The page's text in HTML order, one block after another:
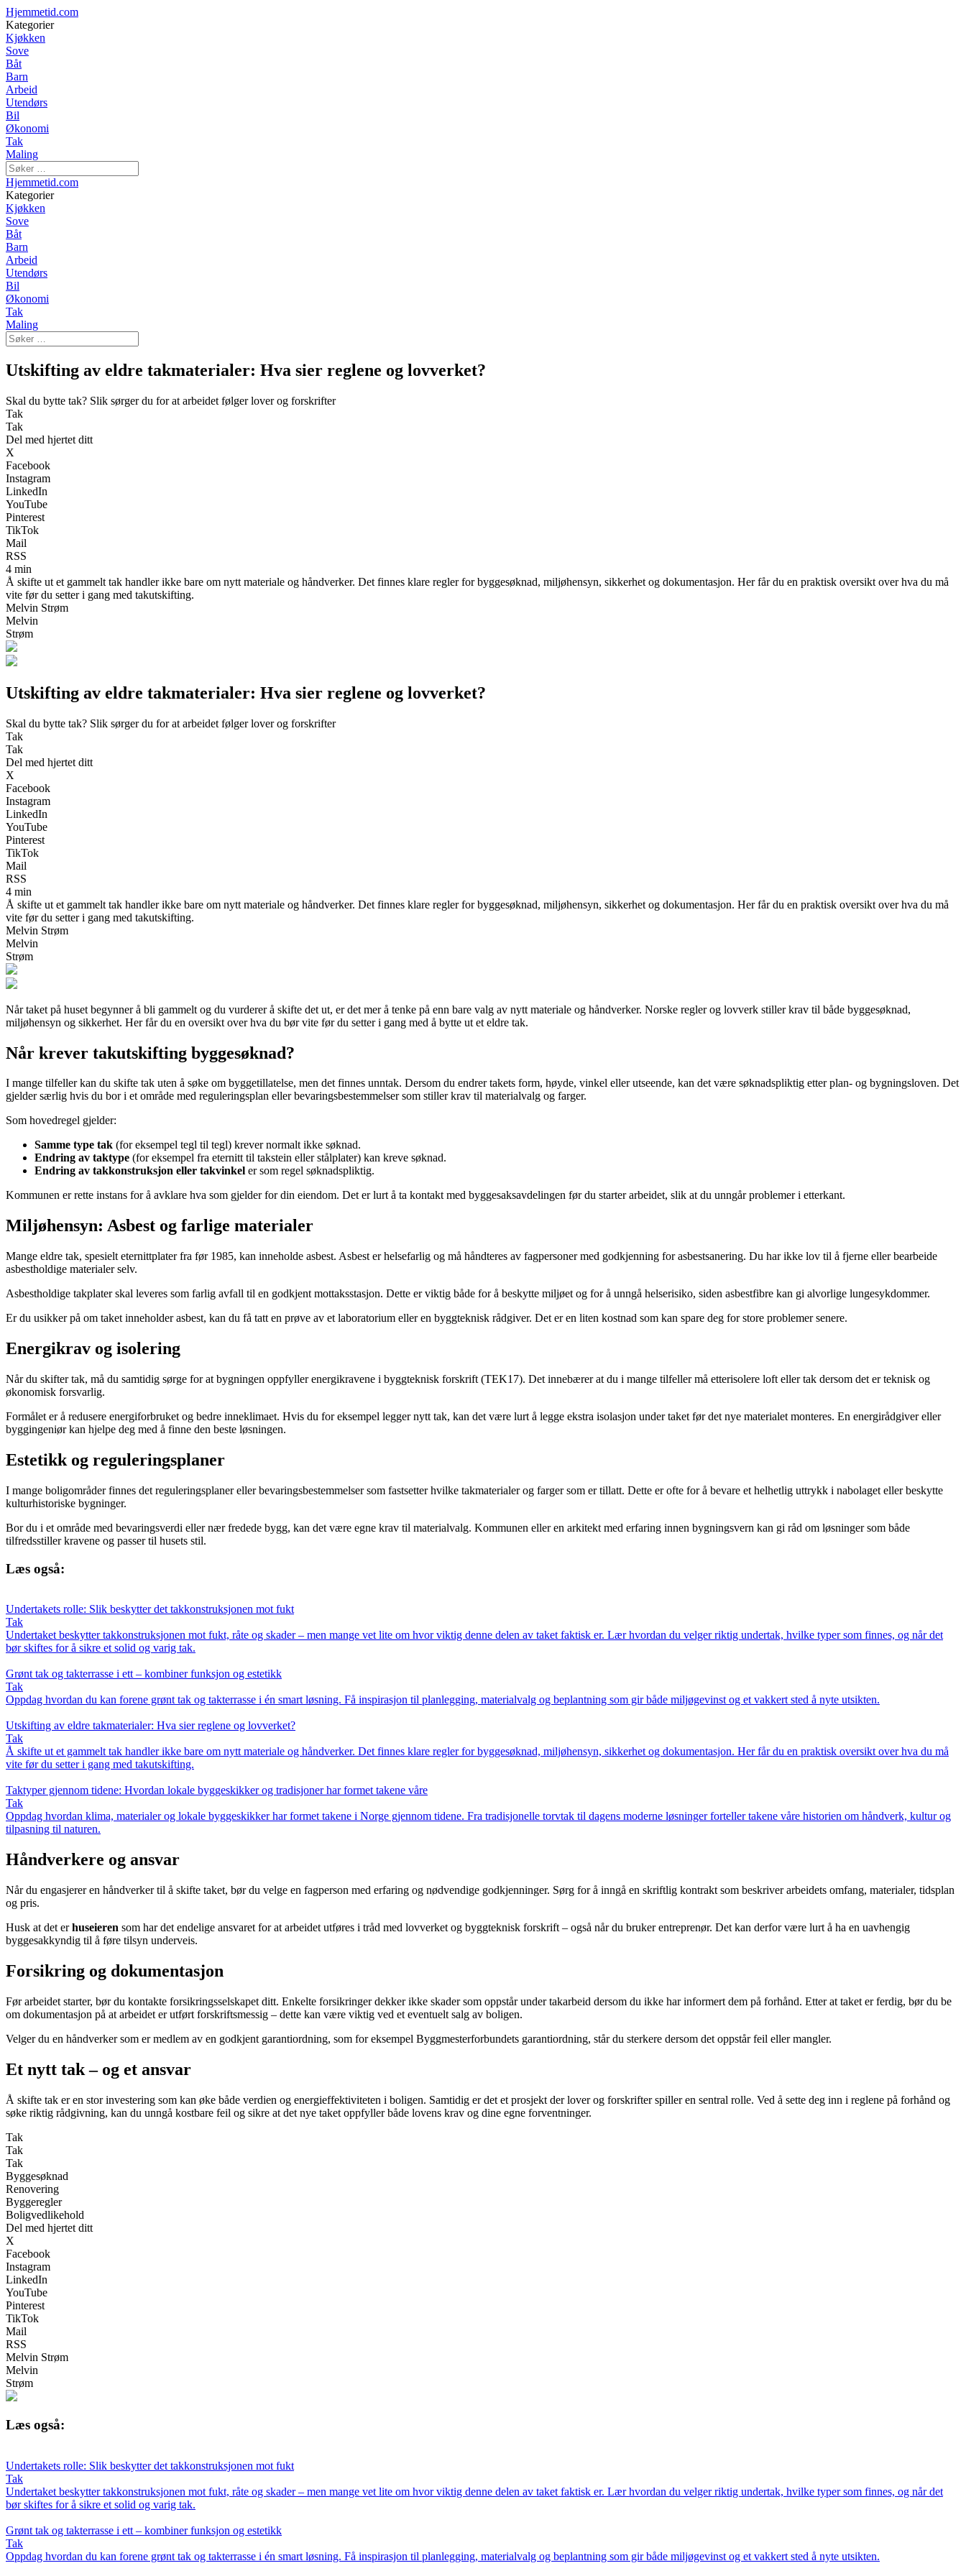
Hjemmetid.com
Kategorier
Kjøkken
Sove
Båt
Barn
Arbeid
Utendørs
Bil
Økonomi
Tak
Maling
Hjemmetid.com
Kategorier
Kjøkken
Sove
Båt
Barn
Arbeid
Utendørs
Bil
Økonomi
Tak
Maling
Utskifting av eldre takmaterialer: Hva sier reglene og lovverket?
Skal du bytte tak? Slik sørger du for at arbeidet følger lover og forskrifter
Tak
Tak
Del med hjertet ditt
X
Facebook
Instagram
LinkedIn
YouTube
Pinterest
TikTok
Mail
RSS
4 min
Å skifte ut et gammelt tak handler ikke bare om nytt materiale og håndverker. Det finnes klare regler for byggesøknad, miljøhensyn, sikkerhet og dokumentasjon. Her får du en praktisk oversikt over hva du må
vite før du setter i gang med takutskifting.
Melvin Strøm
Melvin
Strøm
Utskifting av eldre takmaterialer: Hva sier reglene og lovverket?
Skal du bytte tak? Slik sørger du for at arbeidet følger lover og forskrifter
Tak
Tak
Del med hjertet ditt
X
Facebook
Instagram
LinkedIn
YouTube
Pinterest
TikTok
Mail
RSS
4 min
Å skifte ut et gammelt tak handler ikke bare om nytt materiale og håndverker. Det finnes klare regler for byggesøknad, miljøhensyn, sikkerhet og dokumentasjon. Her får du en praktisk oversikt over hva du må
vite før du setter i gang med takutskifting.
Melvin Strøm
Melvin
Strøm
Når taket på huset begynner å bli gammelt og du vurderer å skifte det ut, er det mer å tenke på enn bare valg av nytt materiale og håndverker. Norske regler og lovverk stiller krav til både byggesøknad,
miljøhensyn og sikkerhet. Her får du en oversikt over hva du bør vite før du setter i gang med å bytte ut et eldre tak.
Når krever takutskifting byggesøknad?
I mange tilfeller kan du skifte tak uten å søke om byggetillatelse, men det finnes unntak. Dersom du endrer takets form, høyde, vinkel eller utseende, kan det være søknadspliktig etter plan- og bygningsloven. Det
gjelder særlig hvis du bor i et område med reguleringsplan eller bevaringsbestemmelser som stiller krav til materialvalg og farger.
Som hovedregel gjelder:
Samme type tak (for eksempel tegl til tegl) krever normalt ikke søknad.
Endring av taktype (for eksempel fra eternitt til takstein eller stålplater) kan kreve søknad.
Endring av takkonstruksjon eller takvinkel er som regel søknadspliktig.
Kommunen er rette instans for å avklare hva som gjelder for din eiendom. Det er lurt å ta kontakt med byggesaksavdelingen før du starter arbeidet, slik at du unngår problemer i etterkant.
Miljøhensyn: Asbest og farlige materialer
Mange eldre tak, spesielt eternittplater fra før 1985, kan inneholde asbest. Asbest er helsefarlig og må håndteres av fagpersoner med godkjenning for asbestsanering. Du har ikke lov til å fjerne eller bearbeide
asbestholdige materialer selv.
Asbestholdige takplater skal leveres som farlig avfall til en godkjent mottaksstasjon. Dette er viktig både for å beskytte miljøet og for å unngå helserisiko, siden asbestfibre kan gi alvorlige lungesykdommer.
Er du usikker på om taket inneholder asbest, kan du få tatt en prøve av et laboratorium eller en byggteknisk rådgiver. Det er en liten kostnad som kan spare deg for store problemer senere.
Energikrav og isolering
Når du skifter tak, må du samtidig sørge for at bygningen oppfyller energikravene i byggteknisk forskrift (TEK17). Det innebærer at du i mange tilfeller må etterisolere loft eller tak dersom det er teknisk og
økonomisk forsvarlig.
Formålet er å redusere energiforbruket og bedre inneklimaet. Hvis du for eksempel legger nytt tak, kan det være lurt å legge ekstra isolasjon under taket før det nye materialet monteres. En energirådgiver eller
byggingeniør kan hjelpe deg med å finne den beste løsningen.
Estetikk og reguleringsplaner
I mange boligområder finnes det reguleringsplaner eller bevaringsbestemmelser som fastsetter hvilke takmaterialer og farger som er tillatt. Dette er ofte for å bevare et helhetlig uttrykk i nabolaget eller beskytte
kulturhistoriske bygninger.
Bor du i et område med bevaringsverdi eller nær fredede bygg, kan det være egne krav til materialvalg. Kommunen eller en arkitekt med erfaring innen bygningsvern kan gi råd om løsninger som både
tilfredsstiller kravene og passer til husets stil.
Læs også:
Undertakets rolle: Slik beskytter det takkonstruksjonen mot fukt
Tak
Undertaket beskytter takkonstruksjonen mot fukt, råte og skader – men mange vet lite om hvor viktig denne delen av taket faktisk er. Lær hvordan du velger riktig undertak, hvilke typer som finnes, og når det
bør skiftes for å sikre et solid og varig tak.
Grønt tak og takterrasse i ett – kombiner funksjon og estetikk
Tak
Oppdag hvordan du kan forene grønt tak og takterrasse i én smart løsning. Få inspirasjon til planlegging, materialvalg og beplantning som gir både miljøgevinst og et vakkert sted å nyte utsikten.
Utskifting av eldre takmaterialer: Hva sier reglene og lovverket?
Tak
Å skifte ut et gammelt tak handler ikke bare om nytt materiale og håndverker. Det finnes klare regler for byggesøknad, miljøhensyn, sikkerhet og dokumentasjon. Her får du en praktisk oversikt over hva du må
vite før du setter i gang med takutskifting.
Taktyper gjennom tidene: Hvordan lokale byggeskikker og tradisjoner har formet takene våre
Tak
Oppdag hvordan klima, materialer og lokale byggeskikker har formet takene i Norge gjennom tidene. Fra tradisjonelle torvtak til dagens moderne løsninger forteller takene våre historien om håndverk, kultur og
tilpasning til naturen.
Håndverkere og ansvar
Når du engasjerer en håndverker til å skifte taket, bør du velge en fagperson med erfaring og nødvendige godkjenninger. Sørg for å inngå en skriftlig kontrakt som beskriver arbeidets omfang, materialer, tidsplan
og pris.
Husk at det erhuseieren som har det endelige ansvaret for at arbeidet utføres i tråd med lovverket og byggteknisk forskrift – også når du bruker entreprenør. Det kan derfor være lurt å ha en uavhengig
byggesakkyndig til å føre tilsyn underveis.
Forsikring og dokumentasjon
Før arbeidet starter, bør du kontakte forsikringsselskapet ditt. Enkelte forsikringer dekker ikke skader som oppstår under takarbeid dersom du ikke har informert dem på forhånd. Etter at taket er ferdig, bør du be
om dokumentasjon på at arbeidet er utført forskriftsmessig – dette kan være viktig ved et eventuelt salg av boligen.
Velger du en håndverker som er medlem av en godkjent garantiordning, som for eksempel Byggmesterforbundets garantiordning, står du sterkere dersom det oppstår feil eller mangler.
Et nytt tak – og et ansvar
Å skifte tak er en stor investering som kan øke både verdien og energieffektiviteten i boligen. Samtidig er det et prosjekt der lover og forskrifter spiller en sentral rolle. Ved å sette deg inn i reglene på forhånd og
søke riktig rådgivning, kan du unngå kostbare feil og sikre at det nye taket oppfyller både lovens krav og dine egne forventninger.
Tak
Tak
Tak
Byggesøknad
Renovering
Byggeregler
Boligvedlikehold
Del med hjertet ditt
X
Facebook
Instagram
LinkedIn
YouTube
Pinterest
TikTok
Mail
RSS
Melvin Strøm
Melvin
Strøm
Læs også:
Undertakets rolle: Slik beskytter det takkonstruksjonen mot fukt
Tak
Undertaket beskytter takkonstruksjonen mot fukt, råte og skader – men mange vet lite om hvor viktig denne delen av taket faktisk er. Lær hvordan du velger riktig undertak, hvilke typer som finnes, og når det
bør skiftes for å sikre et solid og varig tak.
Grønt tak og takterrasse i ett – kombiner funksjon og estetikk
Tak
Oppdag hvordan du kan forene grønt tak og takterrasse i én smart løsning. Få inspirasjon til planlegging, materialvalg og beplantning som gir både miljøgevinst og et vakkert sted å nyte utsikten.